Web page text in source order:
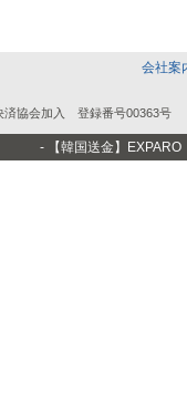
会社案
協会加入 登録番号00363号
- 【韓国送金】